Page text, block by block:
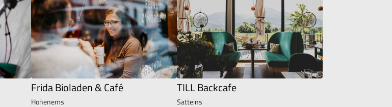
Frida Bioladen & Café
Hohenems
TILL Backcafe
Satteins